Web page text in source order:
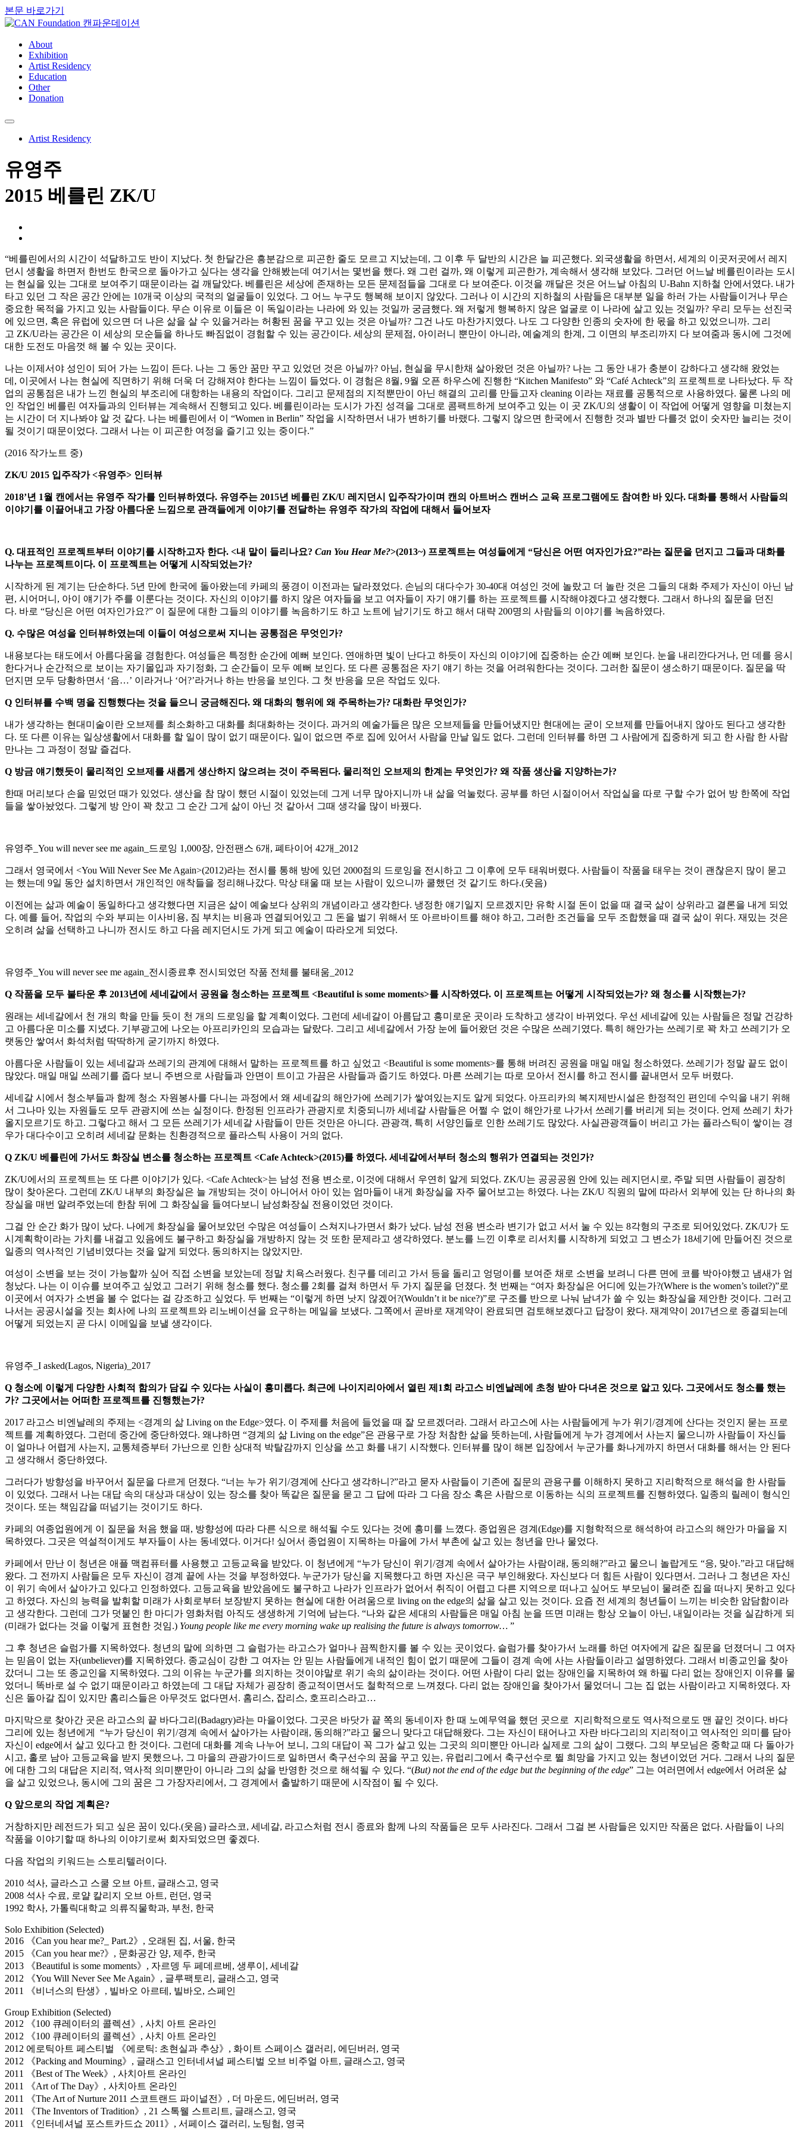
본문 바로가기
About
Exhibition
Artist Residency
Education
Other
Donation
Artist Residency
유영주
2015 베를린 ZK/U
“베를린에서의 시간이 석달하고도 반이 지났다. 첫 한달간은 흥분감으로 피곤한 줄도 모르고 지났는데, 그 이후 두 달반의 시간은 늘 피곤했다. 외국생활을 하면서, 세계의 이곳저곳에서 레지
던시 생활을 하면저 한번도 한국으로 돌아가고 싶다는 생각을 안해봤는데 여기서는 몇번을 했다. 왜 그런 걸까, 왜 이렇게 피곤한가, 계속해서 생각해 보았다. 그러던 어느날 베를린이라는 도시
는 현실을 있는 그대로 보여주기 때문이라는 걸 깨달았다. 베를린은 세상에 존재하는 모든 문제점들을 그대로 다 보여준다. 이것을 깨달은 것은 어느날 아침의 U-Bahn 지하철 안에서였다. 내가
타고 있던 그 작은 공간 안에는 10개국 이상의 국적의 얼굴들이 있었다. 그 어느 누구도 행복해 보이지 않았다. 그러나 이 시간의 지하철의 사람들은 대부분 일을 하러 가는 사람들이거나 무슨
중요한 목적을 가지고 있는 사람들이다. 무슨 이유로 이들은 이 독일이라는 나라에 와 있는 것일까 궁금했다. 왜 저렇게 행복하지 않은 얼굴로 이 나라에 살고 있는 것일까? 우리 모두는 선진국
에 있으면, 혹은 유럽에 있으면 더 나은 삶을 살 수 있을거라는 허황된 꿈을 꾸고 있는 것은 아닐까? 그건 나도 마찬가지였다. 나도 그 다양한 인종의 숫자에 한 몫을 하고 있었으니까. 그리
고 ZK/U라는 공간은 이 세상의 모순들을 하나도 빠짐없이 경험할 수 있는 공간이다. 세상의 문제점, 아이러니 뿐만이 아니라, 예술계의 한계, 그 이면의 부조리까지 다 보여줌과 동시에 그것에
대한 도전도 마음껏 해 볼 수 있는 곳이다.
나는 이제서야 성인이 되어 가는 느낌이 든다. 나는 그 동안 꿈만 꾸고 있었던 것은 아닐까? 아님, 현실을 무시한채 살아왔던 것은 아닐까? 나는 그 동안 내가 충분이 강하다고 생각해 왔었는
데, 이곳에서 나는 현실에 직면하기 위해 더욱 더 강해져야 한다는 느낌이 들었다. 이 경험은 8월, 9월 오픈 하우스에 진행한 “Kitchen Manifesto” 와 “Café Achteck”의 프로젝트로 나타났다. 두 작
업의 공통점은 내가 느낀 현실의 부조리에 대항하는 내용의 작업이다. 그리고 문제점의 지적뿐만이 아닌 해결의 고리를 만들고자 cleaning 이라는 재료를 공통적으로 사용하였다. 물론 나의 메
인 작업인 베를린 여자들과의 인터뷰는 계속해서 진행되고 있다. 베를린이라는 도시가 가진 성격을 그대로 콤팩트하게 보여주고 있는 이 곳 ZK/U의 생활이 이 작업에 어떻게 영향을 미쳤는지
는 시간이 더 지나봐야 알 것 같다. 나는 베를린에서 이 “Women in Berlin” 작업을 시작하면서 내가 변하기를 바랬다. 그렇지 않으면 한국에서 진행한 것과 별반 다를것 없이 숫자만 늘리는 것이
될 것이기 때문이었다. 그래서 나는 이 피곤한 여정을 즐기고 있는 중이다.”
(2016 작가노트 중)
ZK/U 2015 입주작가<유영주> 인터뷰
2018’년 1월 캔에서는 유영주 작가를 인터뷰하였다. 유영주는 2015년 베를린 ZK/U 레지던시 입주작가이며 캔의 아트버스 캔버스 교육 프로그램에도 참여한 바 있다. 대화를 통해서 사람들의
이야기를 이끌어내고 가장 아름다운 느낌으로 관객들에게 이야기를 전달하는 유영주 작가의 작업에 대해서 들어보자
Q. 대표적인 프로젝트부터 이야기를 시작하고자 한다. <내 말이 들리나요? Can You Hear Me?>(2013~) 프로젝트는 여성들에게 “당신은 어떤 여자인가요?”라는 질문을 던지고 그들과 대화를
나누는 프로젝트이다. 이 프로젝트는 어떻게 시작되었는가?
시작하게 된 계기는 단순하다. 5년 만에 한국에 돌아왔는데 카페의 풍경이 이전과는 달라졌었다. 손님의 대다수가 30-40대 여성인 것에 놀랐고 더 놀란 것은 그들의 대화 주제가 자신이 아닌 남
편, 시어머니, 아이 얘기가 주를 이룬다는 것이다. 자신의 이야기를 하지 않은 여자들을 보고 여자들이 자기 얘기를 하는 프로젝트를 시작해야겠다고 생각했다. 그래서 하나의 질문을 던진
다. 바로 “당신은 어떤 여자인가요?” 이 질문에 대한 그들의 이야기를 녹음하기도 하고 노트에 남기기도 하고 해서 대략 200명의 사람들의 이야기를 녹음하였다.
Q. 수많은 여성을 인터뷰하였는데 이들이 여성으로써 지니는 공통점은 무엇인가?
내용보다는 태도에서 아름다움을 경험한다. 여성들은 특정한 순간에 예뻐 보인다. 연애하면 빛이 난다고 하듯이 자신의 이야기에 집중하는 순간 예뻐 보인다. 눈을 내리깐다거나, 먼 데를 응시
한다거나 순간적으로 보이는 자기몰입과 자기정화, 그 순간들이 모두 예뻐 보인다. 또 다른 공통점은 자기 얘기 하는 것을 어려워한다는 것이다. 그러한 질문이 생소하기 때문이다. 질문을 딱
던지면 모두 당황하면서 ‘음…’ 이라거나 ‘어?’라거나 하는 반응을 보인다. 그 첫 반응을 모은 작업도 있다.
Q 인터뷰를 수백 명을 진행했다는 것을 들으니 궁금해진다. 왜 대화의 행위에 왜 주목하는가? 대화란 무엇인가?
내가 생각하는 현대미술이란 오브제를 최소화하고 대화를 최대화하는 것이다. 과거의 예술가들은 많은 오브제들을 만들어냈지만 현대에는 굳이 오브제를 만들어내지 않아도 된다고 생각한
다. 또 다른 이유는 일상생활에서 대화를 할 일이 많이 없기 때문이다. 일이 없으면 주로 집에 있어서 사람을 만날 일도 없다. 그런데 인터뷰를 하면 그 사람에게 집중하게 되고 한 사람 한 사람
만나는 그 과정이 정말 즐겁다.
Q 방금 얘기했듯이 물리적인 오브제를 새롭게 생산하지 않으려는 것이 주목된다. 물리적인 오브제의 한계는 무엇인가? 왜 작품 생산을 지양하는가?
한때 머리보다 손을 믿었던 때가 있었다. 생산을 참 많이 했던 시절이 있었는데 그게 너무 많아지니까 내 삶을 억눌렀다. 공부를 하던 시절이어서 작업실을 따로 구할 수가 없어 방 한쪽에 작업
들을 쌓아놨었다. 그렇게 방 안이 꽉 찼고 그 순간 그게 삶이 아닌 것 같아서 그때 생각을 많이 바꿨다.
유영주_You will never see me again_드로잉 1,000장, 안전팬스 6개, 폐타이어 42개_2012
그래서 영국에서 <You Will Never See Me Again>(2012)라는 전시를 통해 방에 있던 2000점의 드로잉을 전시하고 그 이후에 모두 태워버렸다. 사람들이 작품을 태우는 것이 괜찮은지 많이 묻고
는 했는데 9일 동안 설치하면서 개인적인 애착들을 정리해나갔다. 막상 태울 때 보는 사람이 있으니까 쿨했던 것 같기도 하다.(웃음)
이전에는 삶과 예술이 동일하다고 생각했다면 지금은 삶이 예술보다 상위의 개념이라고 생각한다. 냉정한 얘기일지 모르겠지만 유학 시절 돈이 없을 때 결국 삶이 상위라고 결론을 내게 되었
다. 예를 들어, 작업의 수와 부피는 이사비용, 짐 부치는 비용과 연결되어있고 그 돈을 벌기 위해서 또 아르바이트를 해야 하고, 그러한 조건들을 모두 조합했을 때 결국 삶이 위다. 재밌는 것은
오히려 삶을 선택하고 나니까 전시도 하고 다음 레지던시도 가게 되고 예술이 따라오게 되었다.
유영주_You will never see me again_전시종료후 전시되었던 작품 전체를 불태움_2012
Q 작품을 모두 불타운 후 2013년에 세네갈에서 공원을 청소하는 프로젝트 <Beautiful is some moments>를 시작하였다. 이 프로젝트는 어떻게 시작되었는가? 왜 청소를 시작했는가?
원래는 세네갈에서 천 개의 학을 만들 듯이 천 개의 드로잉을 할 계획이었다. 그런데 세네갈이 아름답고 흥미로운 곳이라 도착하고 생각이 바뀌었다. 우선 세네갈에 있는 사람들은 정말 건강하
고 아름다운 미소를 지녔다. 기부광고에 나오는 아프리카인의 모습과는 달랐다. 그리고 세네갈에서 가장 눈에 들어왔던 것은 수많은 쓰레기였다. 특히 해안가는 쓰레기로 꽉 차고 쓰레기가 오
랫동안 쌓여서 화석처럼 딱딱하게 굳기까지 하였다.
아름다운 사람들이 있는 세네갈과 쓰레기의 관계에 대해서 말하는 프로젝트를 하고 싶었고 <Beautiful is some moments>를 통해 버려진 공원을 매일 매일 청소하였다. 쓰레기가 정말 끝도 없이
많았다. 매일 매일 쓰레기를 줍다 보니 주변으로 사람들과 안면이 트이고 가끔은 사람들과 줍기도 하였다. 마른 쓰레기는 따로 모아서 전시를 하고 전시를 끝내면서 모두 버렸다.
세네갈 시에서 청소부들과 함께 청소 자원봉사를 다니는 과정에서 왜 세네갈의 해안가에 쓰레기가 쌓여있는지도 알게 되었다. 아프리카의 복지제반시설은 한정적인 편인데 수익을 내기 위해
서 그나마 있는 자원들도 모두 관광지에 쓰는 실정이다. 한정된 인프라가 관광지로 치중되니까 세네갈 사람들은 어쩔 수 없이 해안가로 나가서 쓰레기를 버리게 되는 것이다. 언제 쓰레기 차가
올지모르기도 하고. 그렇다고 해서 그 모든 쓰레기가 세네갈 사람들이 만든 것만은 아니다. 관광객, 특히 서양인들로 인한 쓰레기도 많았다. 사실관광객들이 버리고 가는 플라스틱이 쌓이는 경
우가 대다수이고 오히려 세네갈 문화는 친환경적으로 플라스틱 사용이 거의 없다.
Q ZK/U 베를린에 가서도 화장실 변소를 청소하는 프로젝트 <Cafe Achteck>(2015)를 하였다. 세네갈에서부터 청소의 행위가 연결되는 것인가?
ZK/U에서의 프로젝트는 또 다른 이야기가 있다. <Cafe Achteck>는 남성 전용 변소로, 이것에 대해서 우연히 알게 되었다. ZK/U는 공공공원 안에 있는 레지던시로, 주말 되면 사람들이 굉장히
많이 찾아온다. 그런데 ZK/U 내부의 화장실은 늘 개방되는 것이 아니어서 아이 있는 엄마들이 내게 화장실을 자주 물어보고는 하였다. 나는 ZK/U 직원의 말에 따라서 외부에 있는 단 하나의 화
장실을 매번 알려주었는데 한참 뒤에 그 화장실을 들여다보니 남성화장실 전용이었던 것이다.
그걸 안 순간 화가 많이 났다. 나에게 화장실을 물어보았던 수많은 여성들이 스쳐지나가면서 화가 났다. 남성 전용 변소라 변기가 없고 서서 눌 수 있는 8각형의 구조로 되어있었다. ZK/U가 도
시계획학이라는 가치를 내걸고 있음에도 불구하고 화장실을 개방하지 않는 것 또한 문제라고 생각하였다. 분노를 느낀 이후로 리서치를 시작하게 되었고 그 변소가 18세기에 만들어진 것으로
일종의 역사적인 기념비였다는 것을 알게 되었다. 동의하지는 않았지만.
여성이 소변을 보는 것이 가능할까 싶어 직접 소변을 보았는데 정말 치욕스러웠다. 친구를 데리고 가서 등을 돌리고 엉덩이를 보여준 채로 소변을 보려니 다른 면에 코를 박아야했고 냄새가 엄
청났다. 나는 이 이슈를 보여주고 싶었고 그러기 위해 청소를 했다. 청소를 2회를 걸쳐 하면서 두 가지 질문을 던졌다. 첫 번째는 “여자 화장실은 어디에 있는가?(Where is the women’s toilet?)”로
이곳에서 여자가 소변을 볼 수 없다는 걸 강조하고 싶었다. 두 번째는 “이렇게 하면 낫지 않겠어?(Wouldn’t it be nice?)”로 구조를 반으로 나눠 남녀가 쓸 수 있는 화장실을 제안한 것이다. 그러고
나서는 공공시설을 짓는 회사에 나의 프로젝트와 리노베이션을 요구하는 메일을 보냈다. 그쪽에서 곧바로 재계약이 완료되면 검토해보겠다고 답장이 왔다. 재계약이 2017년으로 종결되는데
어떻게 되었는지 곧 다시 이메일을 보낼 생각이다.
유영주_I asked(Lagos, Nigeria)_2017
Q 청소에 이렇게 다양한 사회적 함의가 담길 수 있다는 사실이 흥미롭다. 최근에 나이지리아에서 열린 제 1회 라고스 비엔날레에 초청 받아 다녀온 것으로 알고 있다. 그곳에서도 청소를 했는
가? 그곳에서는 어떠한 프로젝트를 진행했는가?
2017 라고스 비엔날레의 주제는 <경계의 삶 Living on the Edge>였다. 이 주제를 처음에 들었을 때 잘 모르겠더라. 그래서 라고스에 사는 사람들에게 누가 위기/경계에 산다는 것인지 묻는 프로
젝트를 계획하였다. 그런데 중간에 중단하였다. 왜냐하면 “경계의 삶 Living on the edge”은 관용구로 가장 처참한 삶을 뜻하는데, 사람들에게 누가 경계에서 사는지 물으니까 사람들이 자신들
이 얼마나 어렵게 사는지, 교통체증부터 가난으로 인한 상대적 박탈감까지 인상을 쓰고 화를 내기 시작했다. 인터뷰를 많이 해본 입장에서 누군가를 화나게까지 하면서 대화를 해서는 안 된다
고 생각해서 중단하였다.
그러다가 방향성을 바꾸어서 질문을 다르게 던졌다. “너는 누가 위기/경계에 산다고 생각하니?”라고 묻자 사람들이 기존에 질문의 관용구를 이해하지 못하고 지리학적으로 해석을 한 사람들
이 있었다. 그래서 나는 대답 속의 대상과 대상이 있는 장소를 찾아 똑같은 질문을 묻고 그 답에 따라 그 다음 장소 혹은 사람으로 이동하는 식의 프로젝트를 진행하였다. 일종의 릴레이 형식인
것이다. 또는 책임감을 떠넘기는 것이기도 하다.
카페의 여종업원에게 이 질문을 처음 했을 때, 방향성에 따라 다른 식으로 해석될 수도 있다는 것에 흥미를 느꼈다. 종업원은 경계(Edge)를 지형학적으로 해석하여 라고스의 해안가 마을을 지
목하였다. 그곳은 역설적이게도 부자들이 사는 동네였다. 이거다! 싶어서 종업원이 지목하는 마을에 가서 부촌에 살고 있는 청년을 만나 물었다.
카페에서 만난 이 청년은 애플 맥컴퓨터를 사용했고 고등교육을 받았다. 이 청년에게 “누가 당신이 위기/경계 속에서 살아가는 사람이래, 동의해?”라고 물으니 놀랍게도 “응, 맞아.”라고 대답해
왔다. 그 전까지 사람들은 모두 자신이 경계 끝에 사는 것을 부정하였다. 누군가가 당신을 지목했다고 하면 자신은 극구 부인해왔다. 자신보다 더 힘든 사람이 있다면서. 그러나 그 청년은 자신
이 위기 속에서 살아가고 있다고 인정하였다. 고등교육을 받았음에도 불구하고 나라가 인프라가 없어서 취직이 어렵고 다른 지역으로 떠나고 싶어도 부모님이 물려준 집을 떠나지 못하고 있다
고 하였다. 자신의 능력을 발휘할 미래가 사회로부터 보장받지 못하는 현실에 대한 어려움으로 living on the edge의 삶을 살고 있는 것이다. 요즘 전 세계의 청년들이 느끼는 비슷한 암담함이라
고 생각한다. 그런데 그가 덧붙인 한 마디가 영화처럼 아직도 생생하게 기억에 남는다. “나와 같은 세대의 사람들은 매일 아침 눈을 뜨면 미래는 항상 오늘이 아닌, 내일이라는 것을 실감하게 되
(미래가 없다는 것을 이렇게 표현한 것임.) Young people like me every morning wake up realising the future is always tomorrow… ”
그 후 청년은 슬럼가를 지목하였다. 청년의 말에 의하면 그 슬럼가는 라고스가 얼마나 끔찍한지를 볼 수 있는 곳이었다. 슬럼가를 찾아가서 노래를 하던 여자에게 같은 질문을 던졌더니 그 여자
는 믿음이 없는 자(unbeliever)를 지목하였다. 종교심이 강한 그 여자는 안 믿는 사람들에게 내적인 힘이 없기 때문에 그들이 경계 속에 사는 사람들이라고 설명하였다. 그래서 비종교인을 찾아
갔더니 그는 또 종교인을 지목하였다. 그의 이유는 누군가를 의지하는 것이야말로 위기 속의 삶이라는 것이다. 어떤 사람이 다리 없는 장애인을 지목하여 왜 하필 다리 없는 장애인지 이유를 물
었더니 똑바로 설 수 없기 때문이라고 하였는데 그 대답 자체가 굉장히 종교적이면서도 철학적으로 느껴졌다. 다리 없는 장애인을 찾아가서 물었더니 그는 집 없는 사람이라고 지목하였다. 자
신은 돌아갈 집이 있지만 홈리스들은 아무것도 없다면서. 홈리스, 잡리스, 호프리스라고…
마지막으로 찾아간 곳은 라고스의 끝 바다그리(Badagry)라는 마을이었다. 그곳은 바닷가 끝 쪽의 동네이자 한 때 노예무역을 했던 곳으로
지리학적으로도 역사적으로도 맨 끝인 것이다. 바다
그리에 있는 청년에게 “누가 당신이 위기/경계 속에서 살아가는 사람이래, 동의해?”라고 물으니 맞다고 대답해왔다. 그는 자신이 태어나고 자란 바다그리의 지리적이고 역사적인 의미를 담아
자신이 edge에서 살고 있다고 한 것이다. 그런데 대화를 계속 나누어 보니, 그의 대답이 꼭 그가 살고 있는 그곳의 의미뿐만 아니라 실제로 그의 삶이 그랬다. 그의 부모님은 중학교 때 다 돌아가
시고, 홀로 남아 고등교육을 받지 못했으나, 그 마을의 관광가이드로 일하면서 축구선수의 꿈을 꾸고 있는, 유럽리그에서 축구선수로 뛸 희망을 가지고 있는 청년이었던 거다. 그래서 나의 질문
에 대한 그의 대답은 지리적, 역사적 의미뿐만이 아니라 그의 삶을 반영한 것으로 해석될 수 있다. “(But) not the end of the edge but the beginning of the edge” 그는 여러면에서 edge에서 어려운 삶
을 살고 있었으나, 동시에 그의 꿈은 그 가장자리에서, 그 경계에서 출발하기 때문에 시작점이 될 수 있다.
Q 앞으로의 작업 계획은?
거창하지만 레전드가 되고 싶은 꿈이 있다.(웃음) 글라스코, 세네갈, 라고스처럼 전시 종료와 함께 나의 작품들은 모두 사라진다. 그래서 그걸 본 사람들은 있지만 작품은 없다. 사람들이 나의
작품을 이야기할 때 하나의 이야기로써 회자되었으면 좋겠다.
다음 작업의 키워드는 스토리텔러이다.
2010 석사, 글라스고 스쿨 오브 아트, 글래스고, 영국
2008 석사 수료, 로얄 칼리지 오브 아트, 런던, 영국
1992 학사, 가톨릭대학교 의류직물학과, 부천, 한국
Solo Exhibition (Selected)
2016 《Can you hear me?_ Part.2》, 오래된 집, 서울, 한국
2015 《Can you hear me?》, 문화공간 양, 제주, 한국
2013 《Beautiful is some moments》, 자르뎅 두 페데르베, 생루이, 세네갈
2012 《You Will Never See Me Again》, 글루팩토리, 글래스고, 영국
2011 《비너스의 탄생》, 빌바오 아르테, 빌바오, 스페인
Group Exhibition (Selected)
2012 《100 큐레이터의 콜렉션》, 사치 아트 온라인
2012 《100 큐레이터의 콜렉션》, 사치 아트 온라인
2012 에로틱아트 페스티벌 《에로틱: 초현실과 추상》, 화이트 스페이스 갤러리, 에딘버러, 영국
2012 《Packing and Mourning》, 글래스고 인터네셔널 페스티벌 오브 비주얼 아트, 글래스고, 영국
2011 《Best of The Week》, 사치아트 온라인
2011 《Art of The Day》, 사치아트 온라인
2011 《The Art of Nurture 2011 스코트랜드 파이널전》, 더 마운드, 에딘버러, 영국
2011 《The Inventors of Tradition》, 21 스톡웰 스트리트, 글래스고, 영국
2011 《인터네셔널 포스트카드쇼 2011》, 서페이스 갤러리, 노팅험, 영국